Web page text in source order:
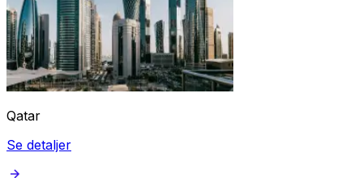
Qatar
Se detaljer